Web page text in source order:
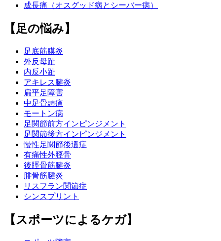
成長痛（オスグッド病とシーバー病）
【足の悩み】
足底筋膜炎
外反母趾
内反小趾
アキレス腱炎
扁平足障害
中足骨頭痛
モートン病
足関節前方インピンジメント
足関節後方インピンジメント
慢性足関節後遺症
有痛性外脛骨
後脛骨筋腱炎
腓骨筋腱炎
リスフラン関節症
シンスプリント
【スポーツによるケガ】